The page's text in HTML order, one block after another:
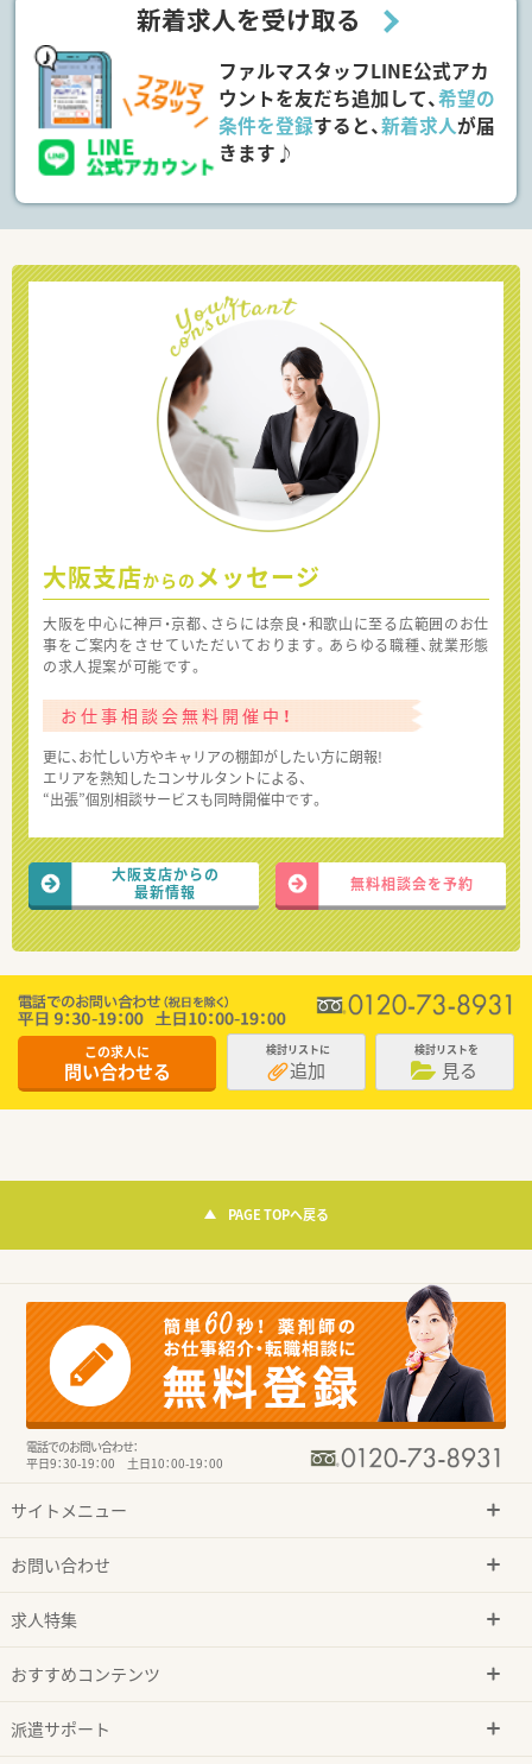
新着求人を受け取る
ファルマスタッフLINE公式アカ
ウントを友だち追加して、希望の
条件を登録すると、新着求人が届
きます♪
大阪支店からの メッセージ
大阪を中心に神戸・京都、さらには奈良・和歌山に至る広範囲のお仕
事をご案内をさせていただいております。あらゆる職種、就業形態
の求人提案が可能です。
お仕事相談会無料開催中！
更に、お忙しい方やキャリアの棚卸がしたい方に朗報!
エリアを熟知したコンサルタントによる、
“出張”個別相談サービスも同時開催中です。
大阪支店からの
最新情報
無料相談会を予約
この求人に
問い合わせる
検討リストに
追加
検討リストを
見る
PAGE TOPへ戻る
電話でのお問い合わせ：
平日9：30-19：00 土日10：00-19：00
サイトメニュー
お問い合わせ
求人特集
おすすめコンテンツ
派遣サポート